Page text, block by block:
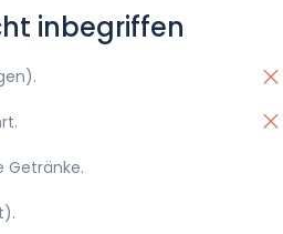
inbegriffen
Getränke.